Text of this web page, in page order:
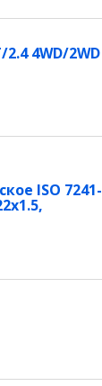
4WD/2WD
ISO 7241-